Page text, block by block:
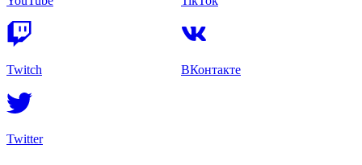
Twitch ВКонтакте
Twitter